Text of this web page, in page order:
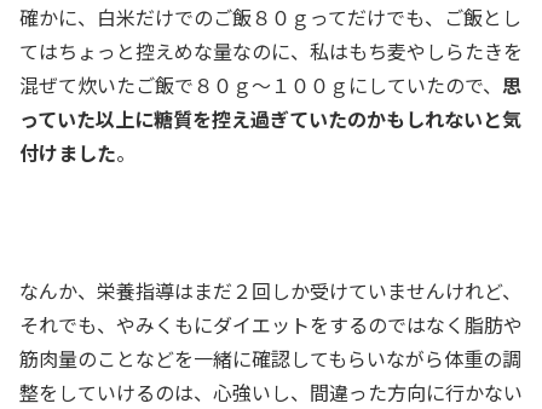
確かに、白米だけでのご飯８０ｇってだけでも、ご飯とし
てはちょっと控えめな量なのに、私はもち麦やしらたきを
混ぜて炊いたご飯で８０ｇ～１００ｇにしていたので、 思
っていた以上に糖質を控え過ぎていたのかもしれないと気
付けました。
なんか、栄養指導はまだ２回しか受けていませんけれど、
それでも、やみくもにダイエットをするのではなく脂肪や
筋肉量のことなどを一緒に確認してもらいながら体重の調
整をしていけるのは、心強いし、間違った方向に行かない